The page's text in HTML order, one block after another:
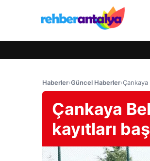
Haberler›Güncel Haberler›Çankaya
Çankaya
kayıtları